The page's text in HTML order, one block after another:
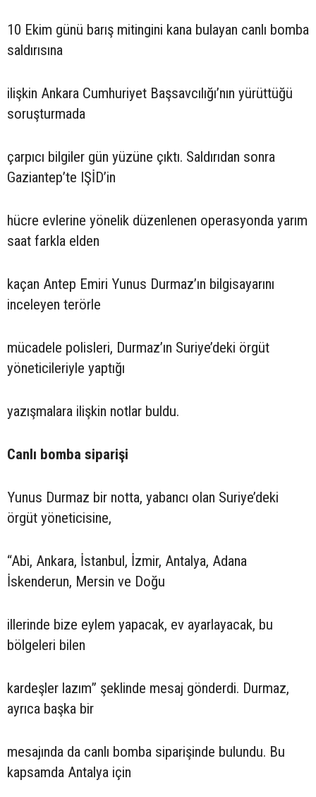
10 Ekim günü barış mitingini kana bulayan canlı bomba
saldırısına
ilişkin Ankara Cumhuriyet Başsavcılığı’nın yürüttüğü
soruşturmada
çarpıcı bilgiler gün yüzüne çıktı. Saldırıdan sonra
Gaziantep’te IŞİD’in
hücre evlerine yönelik düzenlenen operasyonda yarım
saat farkla elden
kaçan Antep Emiri Yunus Durmaz’ın bilgisayarını
inceleyen terörle
mücadele polisleri, Durmaz’ın Suriye’deki örgüt
yöneticileriyle yaptığı
yazışmalara ilişkin notlar buldu.
Canlı bomba siparişi
Yunus Durmaz bir notta, yabancı olan Suriye’deki
örgüt yöneticisine,
“Abi, Ankara, İstanbul, İzmir, Antalya, Adana
İskenderun, Mersin ve Doğu
illerinde bize eylem yapacak, ev ayarlayacak, bu
bölgeleri bilen
kardeşler lazım” şeklinde mesaj gönderdi. Durmaz,
ayrıca başka bir
mesajında da canlı bomba siparişinde bulundu. Bu
kapsamda Antalya için